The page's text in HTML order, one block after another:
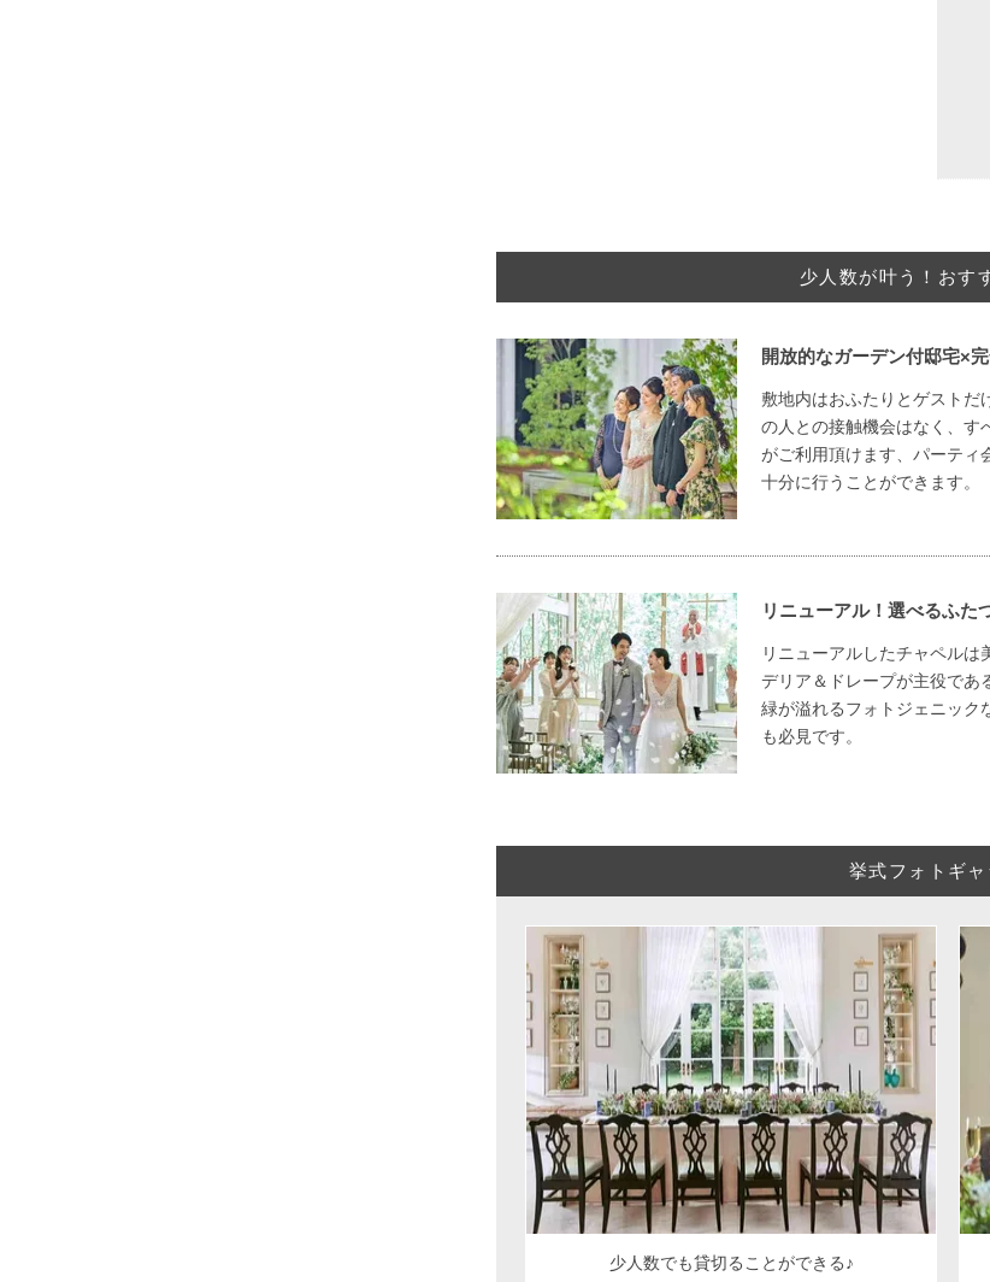
少人数が叶う！おす
開放的なガーデン付邸宅×
敷地内はおふたりとゲストだ
の人との接触機会はなく、す
がご利用頂けます、パーティ
十分に行うことができます。
リニューアル！選べるふた
リニューアルしたチャペルは
デリア＆ドレープが主役であ
緑が溢れるフォトジェニック
も必見です。
挙式フォトギャ
少人数でも貸切ることができる♪